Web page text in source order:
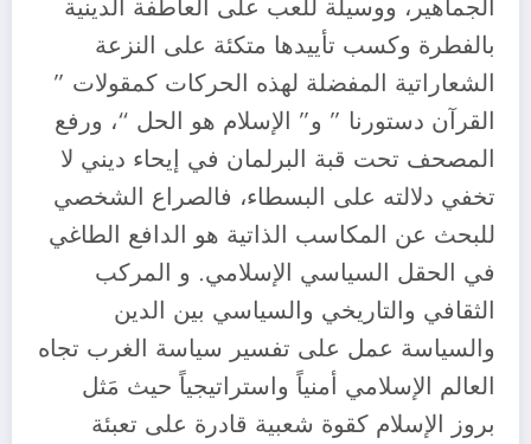
الجماهير، ووسيلة للِّعب على العاطفة الدينية
بالفطرة وكسب تأييدها متكئة على النزعة
الشعاراتية المفضلة لهذه الحركات كمقولات ”
القرآن دستورنا ” و” الإسلام هو الحل “، ورفع
المصحف تحت قبة البرلمان في إيحاء ديني لا
تخفي دلالته على البسطاء، فالصراع الشخصي
للبحث عن المكاسب الذاتية هو الدافع الطاغي
في الحقل السياسي الإسلامي. و المركب
الثقافي والتاريخي والسياسي بين الدين
والسياسة عمل على تفسير سياسة الغرب تجاه
العالم الإسلامي أمنياً واستراتيجياً حيث مَثل
بروز الإسلام كقوة شعبية قادرة على تعبئة